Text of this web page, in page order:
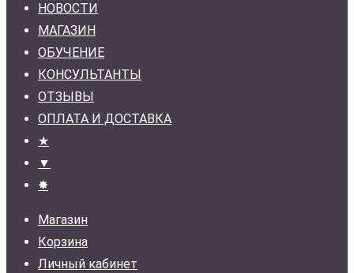
НОВОСТИ
МАГАЗИН
ОБУЧЕНИЕ
КОНСУЛЬТАНТЫ
ОТЗЫВЫ
ОПЛАТА И ДОСТАВКА
★
▼
✸
Магазин
Корзина
Личный кабинет